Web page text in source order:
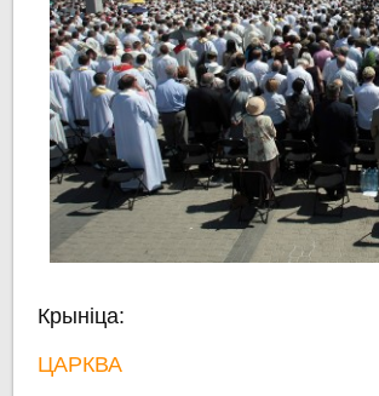
Крыніца:
ЦАРКВА